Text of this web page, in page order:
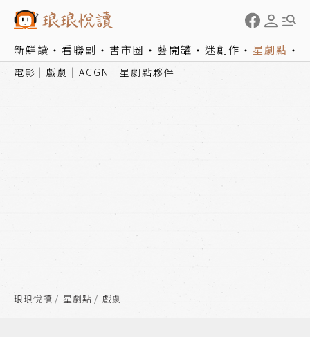
新鮮讀 看聯副 書市圈 藝開罐 迷創作 星劇點
電影 戲劇 ACGN 星劇點夥伴
琅琅悅讀 星劇點 戲劇